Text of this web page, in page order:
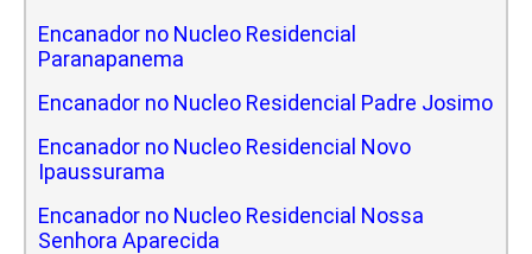
Encanador no Nucleo Residencial
Paranapanema
Encanador no Nucleo Residencial Padre Josimo
Encanador no Nucleo Residencial Novo
Ipaussurama
Encanador no Nucleo Residencial Nossa
Senhora Aparecida